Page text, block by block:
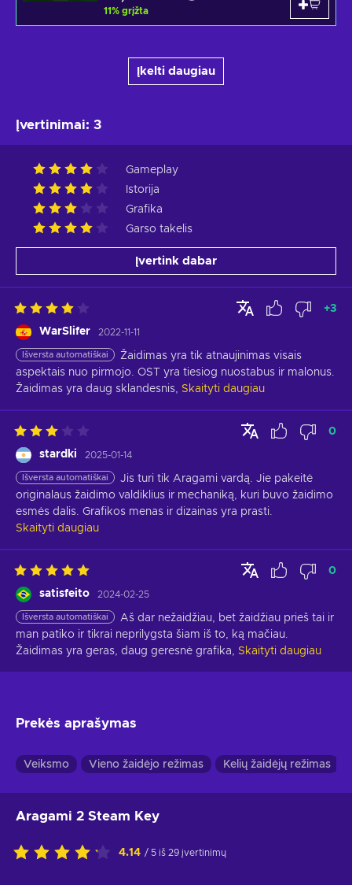
11% grįžta
Įkelti daugiau
Įvertinimai: 3
Gameplay
Istorija
Grafika
Garso takelis
Įvertink dabar
WarSlifer 2022-11-11
+3
Išversta automatiškai
Žaidimas yra tik atnaujinimas visais
aspektais nuo pirmojo. OST yra tiesiog nuostabus ir malonus.
Žaidimas yra daug sklandesnis, Skaityti daugiau
stardki 2025-01-14
0
Išversta automatiškai
Jis turi tik Aragami vardą. Jie pakeitė
originalaus žaidimo valdiklius ir mechaniką, kuri buvo žaidimo
esmės dalis. Grafikos menas ir dizainas yra prasti.
Skaityti daugiau
satisfeito 2024-02-25
0
Išversta automatiškai
Aš dar nežaidžiau, bet žaidžiau prieš tai ir
man patiko ir tikrai neprilygsta šiam iš to, ką mačiau.
Žaidimas yra geras, daug geresnė grafika, Skaityti daugiau
Prekės aprašymas
Veiksmo Vieno žaidėjo režimas Kelių žaidėjų režimas
Aragami 2 Steam Key
4.14 / 5 iš 29 įvertinimų